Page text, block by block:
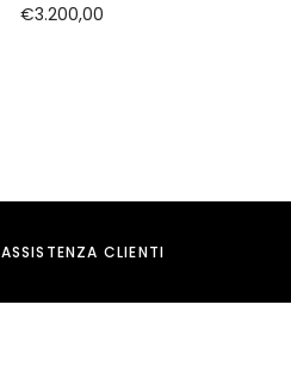
€3.200,00
ASSISTENZA CLIENTI